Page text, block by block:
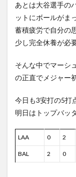
試合
★日
本人
選手
出場
6
明日
Ｌ
Ｂ.
ＴＶ
あとは大谷選手の
ットにボールがま
蓄積疲労で自分の
少し完全休養が必
そんな中でマーシ
の正直でメジャー
今日も3安打の5打
明日はトップバッ
LAA 0 2
BAL 2 0